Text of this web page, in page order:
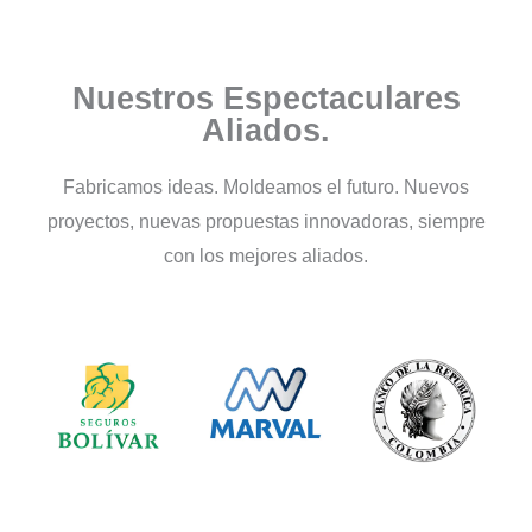
Seleccionamos compuestos elastoméricos
contacto, rango de temperatura y normativa
aplicable.
Conoce Más...
Nuestros Espectaculares
Aliados.
Fabricamos ideas. Moldeamos el futuro. Nuevos
proyectos, nuevas propuestas innovadoras, siempre
con los mejores aliados.